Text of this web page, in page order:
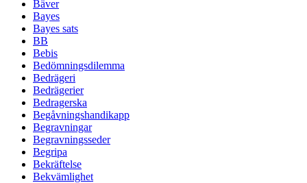
Bäver
Bayes
Bayes sats
BB
Bebis
Bedömningsdilemma
Bedrägeri
Bedrägerier
Bedragerska
Begåvningshandikapp
Begravningar
Begravningsseder
Begripa
Bekräftelse
Bekvämlighet